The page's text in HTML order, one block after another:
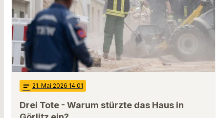
notes 21. Mai 2026 14:01
Drei Tote - Warum stürzte das Haus in